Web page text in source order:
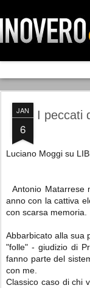
JAN
6
I peccati
Luciano Moggi su
Antonio Matarrese
anno con la cattiva
con scarsa memoria.
Abbarbicato alla sua
"folle" - giudizio di
fanno parte del
con me.
Classico caso di chi